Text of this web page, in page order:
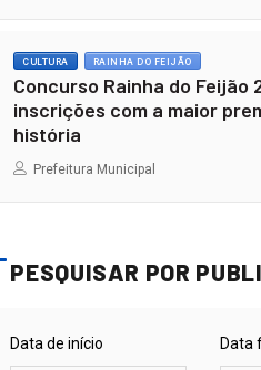
CULTURA RAINHA DO FEIJÃO
Concurso Rainha do Feijão
inscrições com a maior
história
Prefeitura Municipal
PESQUISAR POR
Data de início Data